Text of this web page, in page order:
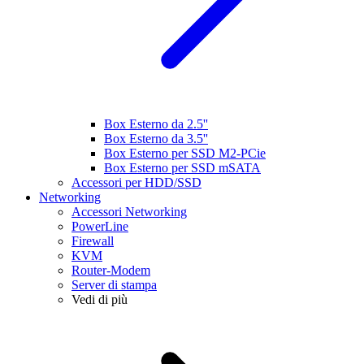
Box Esterno da 2.5''
Box Esterno da 3.5''
Box Esterno per SSD M2-PCie
Box Esterno per SSD mSATA
Accessori per HDD/SSD
Networking
Accessori Networking
PowerLine
Firewall
KVM
Router-Modem
Server di stampa
Vedi di più